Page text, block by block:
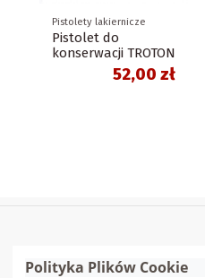
Pistolety lakiernicze
Pistolet do
konserwacji TROTON
52,00 zł
Polityka Plików Cookie